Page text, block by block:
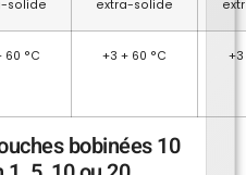
solide
extra-solide
60 °C +3 + 60 °C +3
bobinées 10